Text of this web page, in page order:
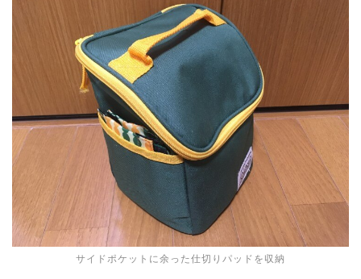
サイドポケットに余った仕切りパッドを収納